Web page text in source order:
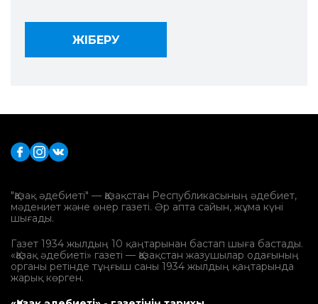
"Қазақ әдебиеті" — Қазақстан Республикасының әдебиет,
мәдениет және өнер газеті. Әр апта сайын, жұма күні
шығады.
Газет 1934 жылдың 10 қаңтарынан бастап шыға бастады.
«Қазақ әдебиеті» газеті — Қазақстан жазушылар одағының
органы ретінде тұңғыш саны 1934 жылдың қаңтарында
жарық көрген.